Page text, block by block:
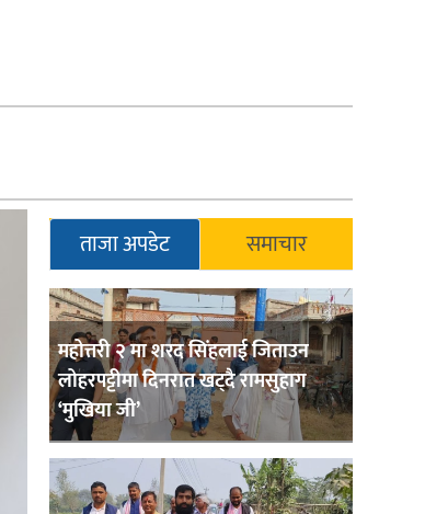
ताजा अपडेट समाचार
महोत्तरी २ मा शरद सिंहलाई जिताउन
लोहरपट्टीमा दिनरात खट्दै रामसुहाग
‘मुखिया जी’